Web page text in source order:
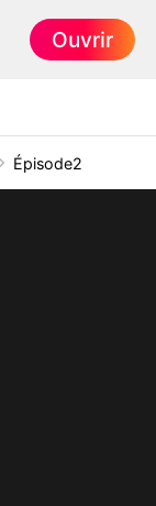
Ouvrir
Épisode2